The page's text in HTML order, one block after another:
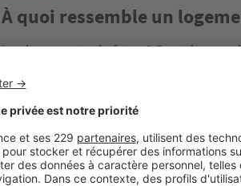
À quoi ressemble un
Les logements du futur ? Peut-être,
pour être les plus écologiques
faire le tour du propriétaire !